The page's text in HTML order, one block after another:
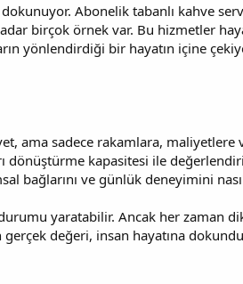
Abonelik tabanlı kahve
birçok örnek var. Bu hizmetler
yönlendirdiği bir hayatın içine
ama sadece rakamlara, maliyetlere
dönüştürme kapasitesi ile
bağlarını ve günlük deneyimini
yaratabilir. Ancak her zaman
değeri, insan hayatına